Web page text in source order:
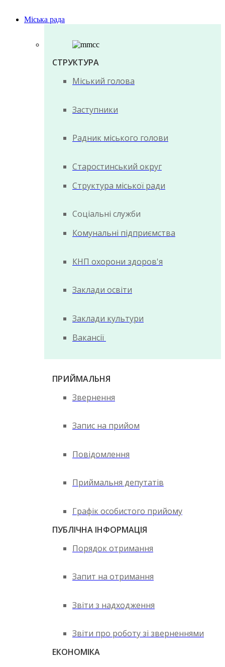
Міська рада
СТРУКТУРА
Міський голова
Заступники
Радник міського голови
Старостинський округ
Структура міської ради
Соціальні служби
Комунальні підприємства
КНП охорони здоров'я
Заклади освіти
Заклади культури
Вакансії
ПРИЙМАЛЬНЯ
Звернення
Запис на прийом
Повідомлення
Приймальня депутатів
Графік особистого прийому
ПУБЛІЧНА ІНФОРМАЦІЯ
Порядок отримання
Запит на отримання
Звіти з надходження
Звіти про роботу зі зверненнями
ЕКОНОМІКА